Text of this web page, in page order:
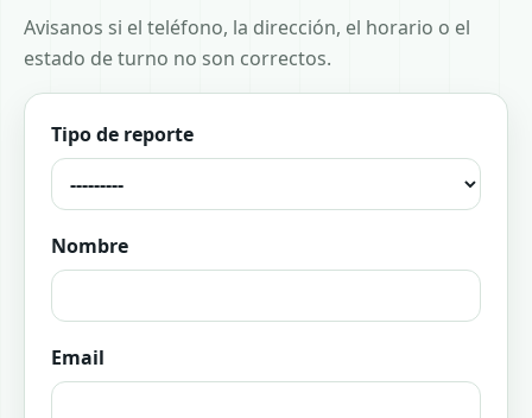
Avisanos si el teléfono, la dirección, el horario o el
estado de turno no son correctos.
Tipo de reporte
Nombre
Email